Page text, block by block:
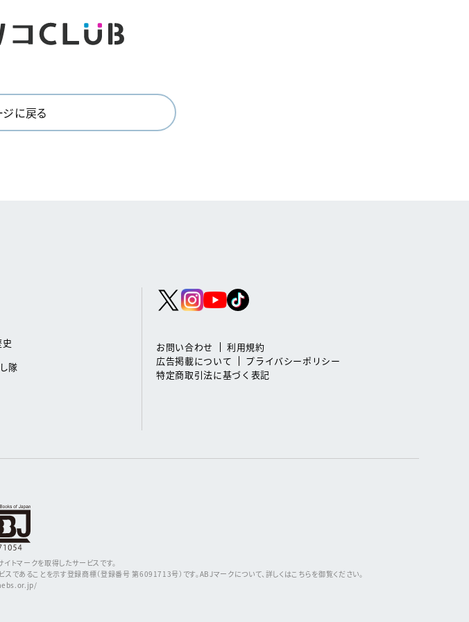
に戻る
隊
お問い合わせ
利用規約
広告掲載について
プライバシーポリシー
特定商取引法に基づく表記
トマークを取得したサービスです。
あることを示す登録商標（登録番号 第6091713号）です。ABJマークについて、詳しくはこちらを御覧ください。